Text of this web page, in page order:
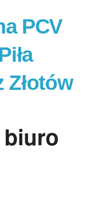
PCV
Złotów